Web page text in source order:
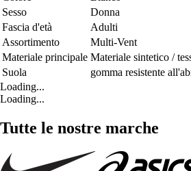
Sesso
Donna
Fascia d'età
Adulti
Assortimento
Multi-Vent
Materiale principale Materiale sintetico /
Suola
gomma resistente
Loading...
Loading...
Tutte le nostre marche